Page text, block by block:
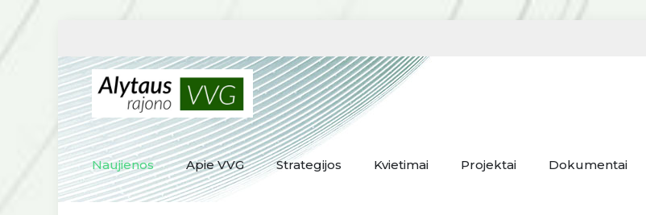
Naujienos Apie VVG Strategijos Kvietimai Projektai Dokumentai